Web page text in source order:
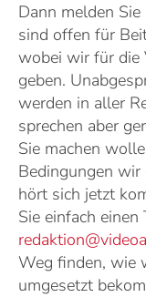
Dann melden
sind offen für
wobei wir für die
geben.
werden in aller
sprechen aber
Sie machen
Bedingungen wir
hört sich jetzt
Sie einfach
r
Weg finden, wie
umgesetzt